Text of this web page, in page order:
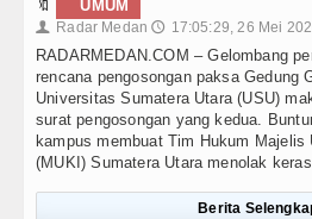
🔖 UMUM
👤 Radar Medan 🕔 17:05:29, 26 Mei
RADARMEDAN.COM – Gelombang
rencana pengosongan paksa Gedung
Universitas Sumatera Utara (USU)
surat pengosongan yang kedua.
kampus membuat Tim Hukum
(MUKI) Sumatera Utara menolak
Berita